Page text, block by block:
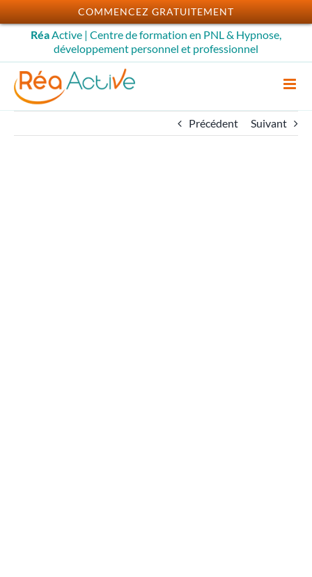
Passer
au
contenu
RéaActive | Centre de formation en PNL & Hypnose,
développement personnel et professionnel
Précédent Suivant
COMMENCEZ GRATUITEMENT